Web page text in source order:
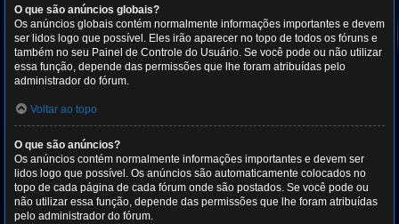
O que são anúncios globais?
Os anúncios globais contém normalmente informações importantes e devem
ser lidos logo que possível. Eles irão aparecer no topo de todos os fóruns e
também no seu Painel de Controle do Usuário. Se você pode ou não utilizar
essa função, depende das permissões que lhe foram atribuídas pelo
administrador do fórum.
Voltar ao topo
O que são anúncios?
Os anúncios contém normalmente informações importantes e devem ser
lidos logo que possível. Os anúncios são automaticamente colocados no
topo de cada página de cada fórum onde são postados. Se você pode ou
não utilizar essa função, depende das permissões que lhe foram atribuídas
pelo administrador do fórum.